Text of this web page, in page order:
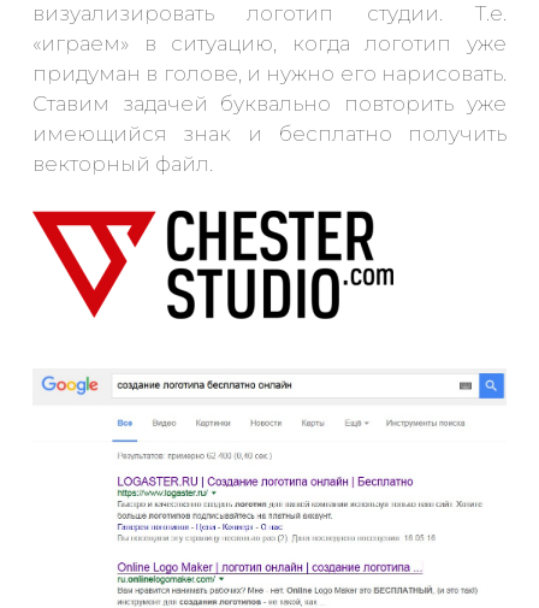
визуализировать логотип студии. Т.е.
«играем» в ситуацию, когда логотип уже
придуман в голове, и нужно его нарисовать.
Ставим задачей буквально повторить уже
имеющийся знак и бесплатно получить
векторный файл.